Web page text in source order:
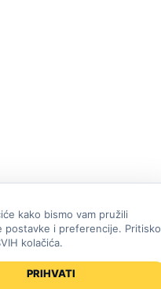
kako bismo vam pružili
postavke i preferencije.
kolačića.
PRIHVATI